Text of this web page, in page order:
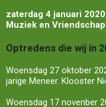
zaterdag 4 januari
Muziek en
Optredens die wij in
Woensdag 27 oktober
jarige Meneer. Klooster
Woensdag 17 novenber